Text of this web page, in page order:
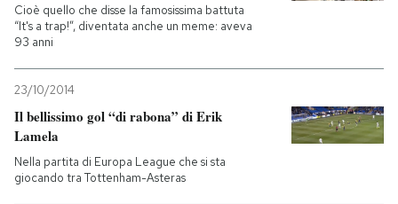
Cioè quello che disse la famosissima battuta
“It's a trap!”, diventata anche un meme: aveva
93 anni
23/10/2014
Il bellissimo gol “di rabona” di Erik
Lamela
Nella partita di Europa League che si sta
giocando tra Tottenham-Asteras